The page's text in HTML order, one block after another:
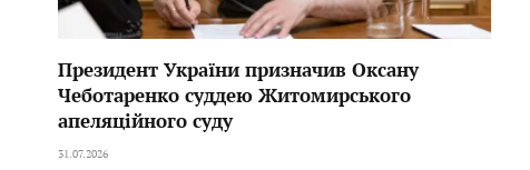
Президент України призначив Оксану
Чеботаренко суддею Житомирського
апеляційного суду
31.07.2026